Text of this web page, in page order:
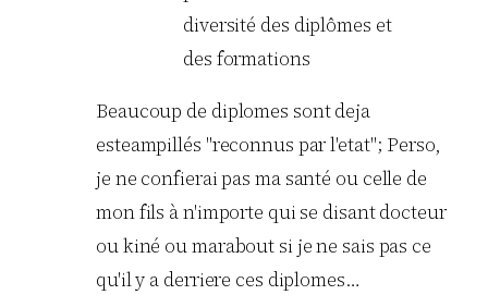
diversité des diplômes et
des formations
Beaucoup de diplomes sont deja
esteampillés "reconnus par l'etat"; Perso,
je ne confierai pas ma santé ou celle de
mon fils à n'importe qui se disant docteur
ou kiné ou marabout si je ne sais pas ce
qu'il y a derriere ces diplomes…